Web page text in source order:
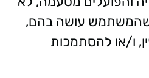
שהמשתמש עושה בהם,
ו/או להסתמכות